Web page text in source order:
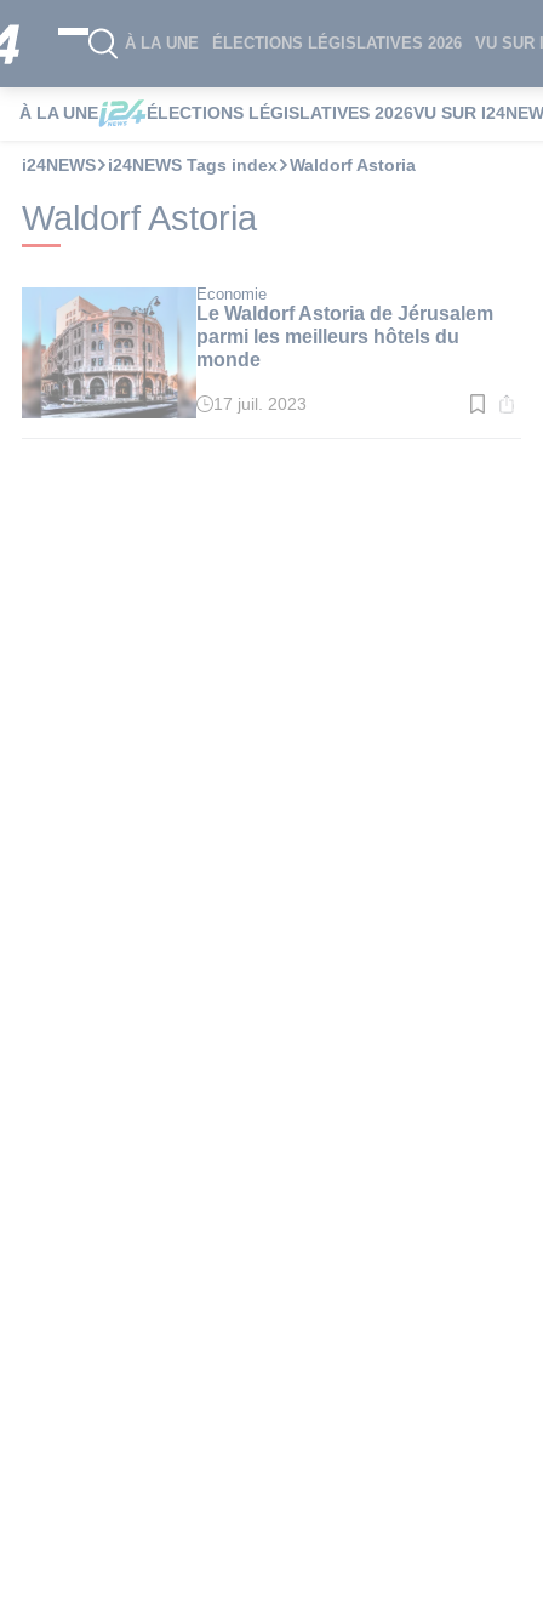
À LA UNE ÉLECTIONS LÉGISLATIVES 2026 VU SUR
À LA UNE ÉLECTIONS LÉGISLATIVES 2026VU SUR
i24NEWS i24NEWS Tags index Waldorf Astoria
Waldorf Astoria
Economie
Le Waldorf Astoria de Jérusalem
parmi les meilleurs hôtels du
monde
Temps
17 juil. 2023